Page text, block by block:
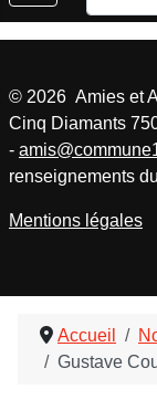
Accueil
Gustave
© 2026 Amies et
Cinq Diamants
-
renseignements
Mentions légales